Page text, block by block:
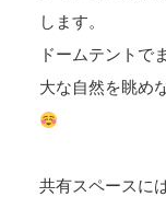
します。
ドームテントで
大な自然を眺め
共有スペースに